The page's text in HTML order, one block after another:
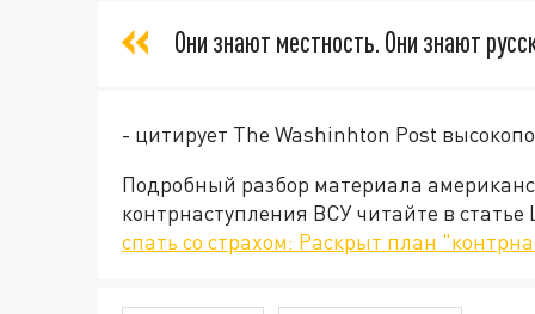
Они знают местность. Они знают
- цитирует The Washinhton Post
Подробный разбор материала
контрнаступления ВСУ читайте в
спать со страхом: Раскрыт план